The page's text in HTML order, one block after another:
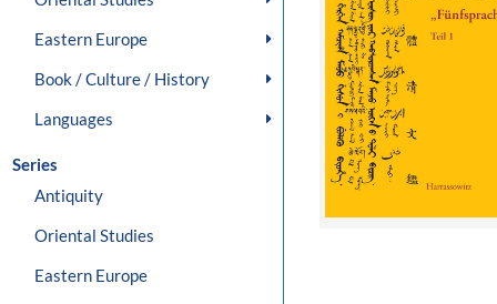
Eastern Europe
Book / Culture / History
Languages
Series
Antiquity
Oriental Studies
Eastern Europe